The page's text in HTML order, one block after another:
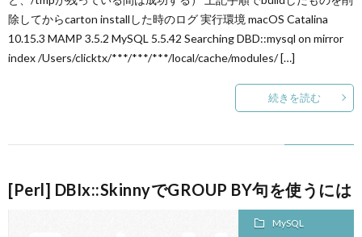
除してからcarton installした時のログ 実行環境 macOS Catalina
10.15.3 MAMP 3.5.2 MySQL 5.5.42 Searching DBD::mysql on mirror
index /Users/clicktx/***/***/***/local/cache/modules/ […]
続きを読む
[Perl] DBIx::SkinnyでGROUP BY句を使うには
MySQL